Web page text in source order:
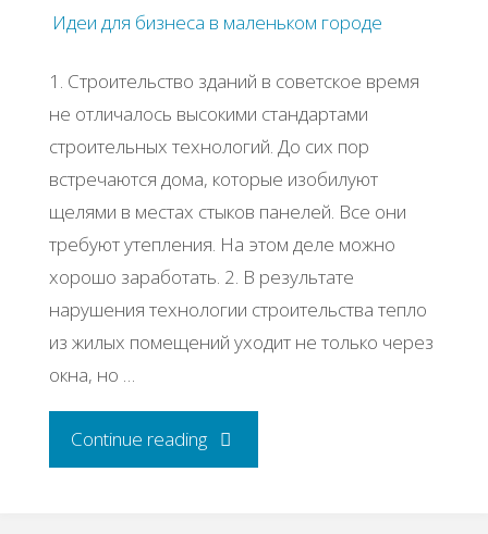
Идеи для бизнеса в маленьком городе
1. Строительство зданий в советское время
не отличалось высокими стандартами
строительных технологий. До сих пор
встречаются дома, которые изобилуют
щелями в местах стыков панелей. Все они
требуют утепления. На этом деле можно
хорошо заработать. 2. В результате
нарушения технологии строительства тепло
из жилых помещений уходит не только через
окна, но …
Continue reading"Бизнес